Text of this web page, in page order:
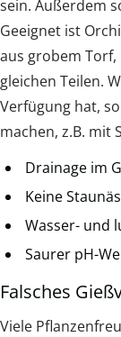
sein. Außerdem
Geeignet ist
aus grobem
gleichen Teilen.
Verfügung hat,
machen, z.B. mit
Drainage im
Keine
Wasser- und
Saurer pH-
Falsches
Viele